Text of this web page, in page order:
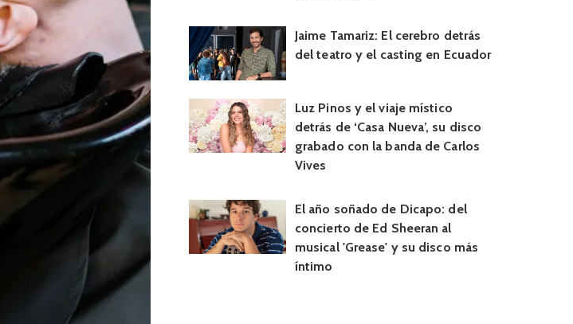
Jaime Tamariz: El cerebro detrás
del teatro y el casting en Ecuador
Luz Pinos y el viaje místico
detrás de ‘Casa Nueva’, su disco
grabado con la banda de Carlos
Vives
El año soñado de Dicapo: del
concierto de Ed Sheeran al
musical 'Grease' y su disco más
íntimo